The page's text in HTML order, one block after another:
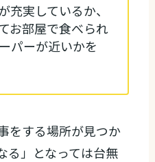
充実しているか、
お部屋で食べられ
パーが近いかを
をする場所が見つか
る」となっては台無